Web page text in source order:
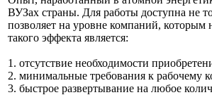
ВУЗах страны. Для работы доступна не
позволяет на уровне компаний,
такого эффекта является:
1. отсутствие необходимости
2. минимальные требования к рабочему
3. быстрое развертывание на любое